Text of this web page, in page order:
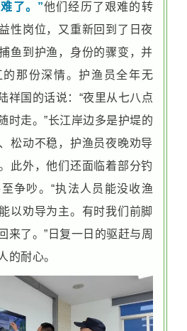
了。”他们经历了艰难的转
性岗位，又重新回到了日夜
鱼到护渔，身份的骤变，并
那份深情。护渔员全年无
祥国的话说：“夜里从七八点
时走。”长江岸边多是护堤的
松动不稳，护渔员夜晚劝导
此外，他们还面临着部分钓
争吵。“执法人员能没收渔
以劝导为主。有时我们前脚
来了。”日复一日的驱赶与周
的耐心。